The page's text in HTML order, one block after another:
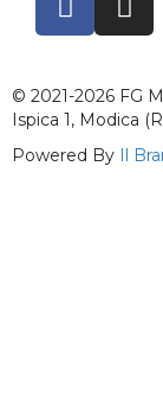
© 2021-2026 FG
Ispica 1, Modica
Powered By
Il